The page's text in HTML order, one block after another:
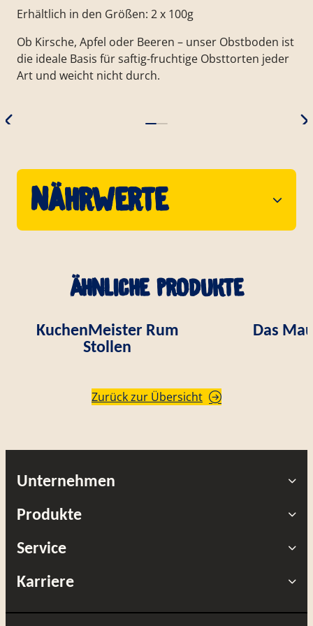
Erhältlich in den Größen: 2 x 100g
Ob Kirsche, Apfel oder Beeren – unser Obstboden ist
die ideale Basis für saftig-fruchtige Obsttorten jeder
Art und weicht nicht durch.
Nährwerte
Ähnliche Produkte
KuchenMeister Rum
Stollen
Das
Zurück zur Übersicht
Unternehmen
Produkte
Service
Karriere